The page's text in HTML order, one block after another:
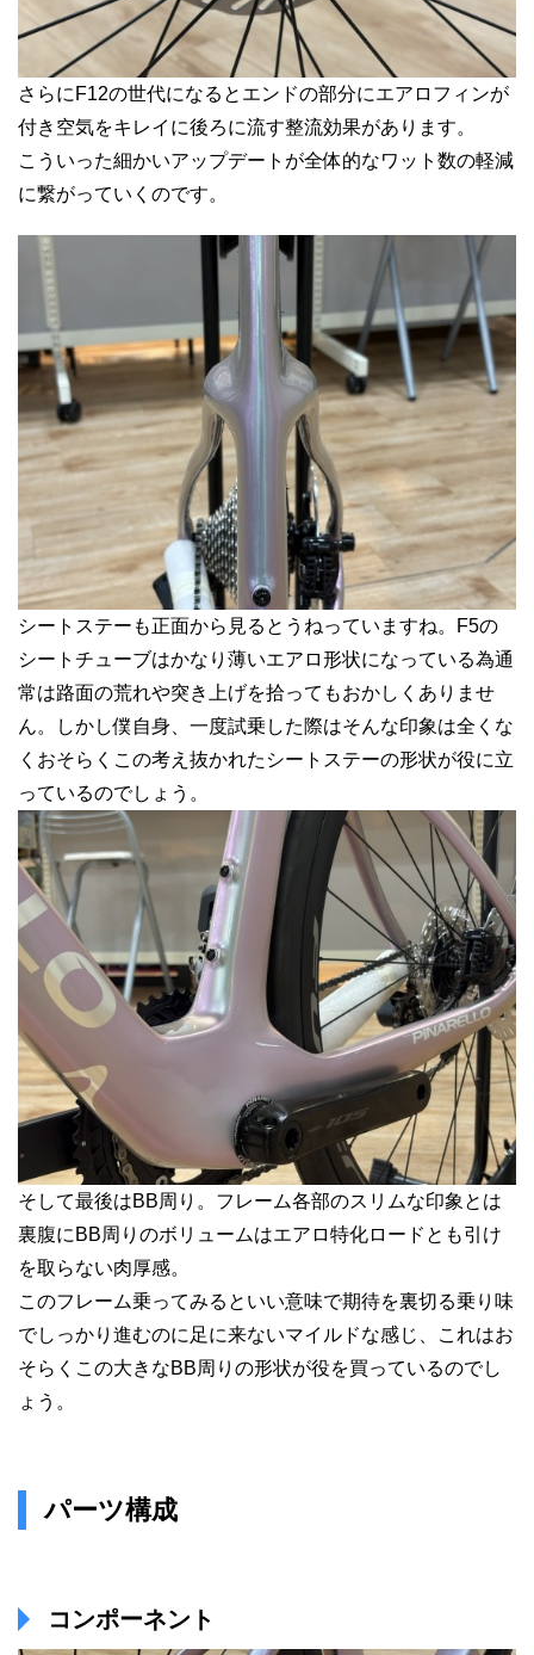
さらにF12の世代になるとエンドの部分にエアロフィンが
付き空気をキレイに後ろに流す整流効果があります。
こういった細かいアップデートが全体的なワット数の軽減
に繋がっていくのです。
シートステーも正面から見るとうねっていますね。F5の
シートチューブはかなり薄いエアロ形状になっている為通
常は路面の荒れや突き上げを拾ってもおかしくありませ
ん。しかし僕自身、一度試乗した際はそんな印象は全くな
くおそらくこの考え抜かれたシートステーの形状が役に立
っているのでしょう。
そして最後はBB周り。フレーム各部のスリムな印象とは
裏腹にBB周りのボリュームはエアロ特化ロードとも引け
を取らない肉厚感。
このフレーム乗ってみるといい意味で期待を裏切る乗り味
でしっかり進むのに足に来ないマイルドな感じ、これはお
そらくこの大きなBB周りの形状が役を買っているのでし
ょう。
パーツ構成
コンポーネント